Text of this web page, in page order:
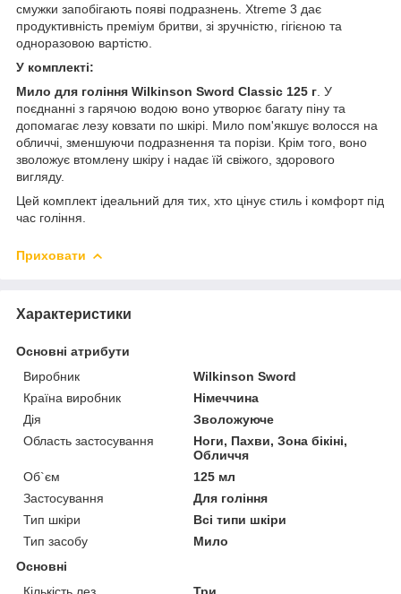
смужки запобігають появі подразнень. Xtreme 3 дає
продуктивність преміум бритви, зі зручністю, гігієною та
одноразовою вартістю.
У комплекті:
Мило для гоління Wilkinson Sword Classic 125 г . У
поєднанні з гарячою водою воно утворює багату піну та
допомагає лезу ковзати по шкірі. Мило пом'якшує волосся на
обличчі, зменшуючи подразнення та порізи. Крім того, воно
зволожує втомлену шкіру і надає їй свіжого, здорового
вигляду.
Цей комплект ідеальний для тих, хто цінує стиль і комфорт під
час гоління.
Приховати
Характеристики
Основні атрибути
Виробник
Wilkinson Sword
Країна виробник
Німеччина
Дія
Зволожуюче
Область застосування
Ноги, Пахви, Зона бікіні,
Обличчя
Об`єм
125 мл
Застосування
Для гоління
Тип шкіри
Всі типи шкіри
Тип засобу
Мило
Основні
Кількість лез
Три